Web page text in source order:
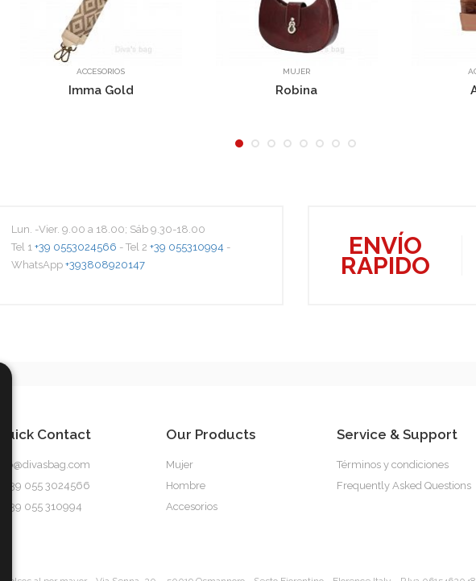
MUJER
Robina
ACCESORIOS
AG5786
Lun. -Vier. 9.00 a 18.00; Sáb 9.30-18.00
Tel 1 +39 0553024566 - Tel 2 +39 055310994 -
WhatsApp +393808920147
ENVÍO
RAPIDO
Quick Contact
info@divasbag.com
0039 055 3024566
0039 055 310994
Our Products
Mujer
Hombre
Accesorios
Service & Support
Términos y condiciones
Frequently Asked Questions